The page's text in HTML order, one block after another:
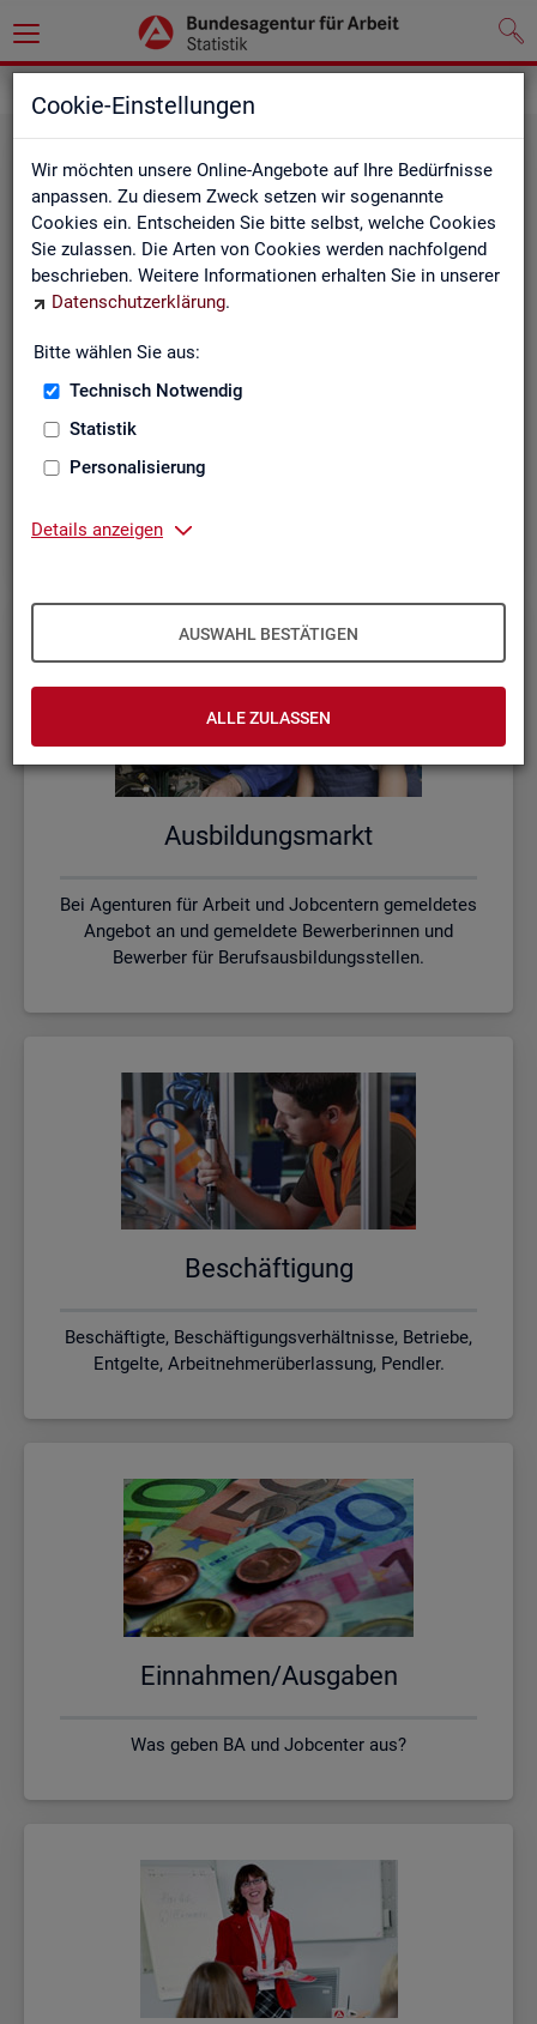
Cookie-Einstellungen
Wir möchten unsere Online-Angebote auf Ihre Bedürfnisse
anpassen. Zu diesem Zweck setzen wir sogenannte
Cookies ein. Entscheiden Sie bitte selbst, welche Cookies
Sie zulassen. Die Arten von Cookies werden nachfolgend
beschrieben. Weitere Informationen erhalten Sie in unserer
Datenschutzerklärung.
Bitte wählen Sie aus:
Technisch Notwendig
Statistik
Personalisierung
Details anzeigen
AUSWAHL BESTÄTIGEN
ALLE ZULASSEN
Un­ter­be­schäf­ti­gung
Wie viele Menschen suchen Arbeit oder haben
Beschäftigungsverhältnis fehlt?
Aus­bil­dungs­markt
Bei Agenturen für Arbeit und Jobcentern gemeldetes
Angebot an und gemeldete Bewerberinnen und
Bewerber für Berufsausbildungsstellen.
Be­schäf­ti­gung
Beschäftigte, Beschäftigungsverhältnisse, Betriebe,
Entgelte, Arbeitnehmerüberlassung, Pendler.
Ein­nah­men/Aus­ga­ben
Was geben BA und Jobcenter aus?